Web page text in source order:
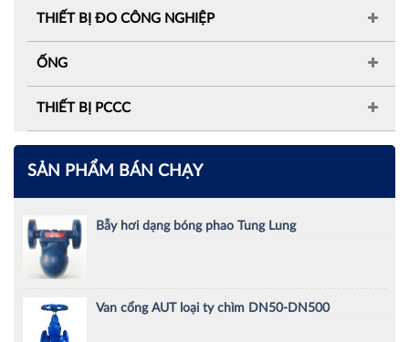
THIẾT BỊ ĐO CÔNG NGHIỆP
ỐNG
THIẾT BỊ PCCC
SẢN PHẨM BÁN CHẠY
Bẫy hơi dạng bóng phao Tung Lung
Van cổng AUT loại ty chìm DN50-DN500